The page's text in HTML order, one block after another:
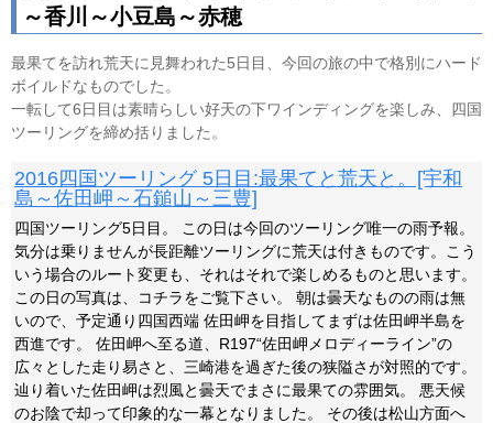
～香川～小豆島～赤穂
最果てを訪れ荒天に見舞われた5日目、今回の旅の中で格別にハード
ボイルドなものでした。
一転して6日目は素晴らしい好天の下ワインディングを楽しみ、四国
ツーリングを締め括りました。
2016四国ツーリング 5日目:最果てと荒天と。[宇和
島～佐田岬～石鎚山～三豊]
四国ツーリング5日目。 この日は今回のツーリング唯一の雨予報。
気分は乗りませんが長距離ツーリングに荒天は付きものです。こう
いう場合のルート変更も、それはそれで楽しめるものと思います。
この日の写真は、コチラをご覧下さい。 朝は曇天なものの雨は無
いので、予定通り四国西端 佐田岬を目指してまずは佐田岬半島を
西進です。 佐田岬へ至る道、R197“佐田岬メロディーライン”の
広々とした走り易さと、三崎港を過ぎた後の狭隘さが対照的です。
辿り着いた佐田岬は烈風と曇天でまさに最果ての雰囲気。 悪天候
のお陰で却って印象的な一幕となりました。 その後は松山方面へ